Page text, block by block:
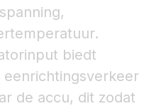
biedt
de accu, dit zodat